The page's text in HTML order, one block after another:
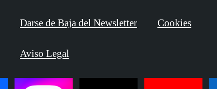
Darse de Baja del Newsletter Cookies
Aviso Legal